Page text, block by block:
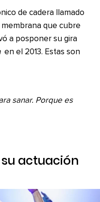
de cadera llamado
que cubre
a posponer su gira
en el 2013. Estas son
sanar. Porque es
actuación